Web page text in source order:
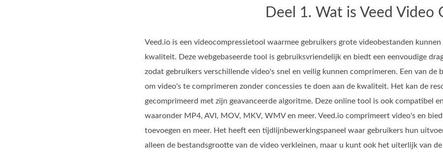
Deel 1. Wat is Veed Video
Veed.io is een videocompressietool waarmee gebruikers grote videobestanden
kwaliteit. Deze webgebaseerde tool is gebruiksvriendelijk en biedt een eenvoudige
zodat gebruikers verschillende video's snel en veilig kunnen comprimeren. Een van de
om video's te comprimeren zonder concessies te doen aan de kwaliteit. Het kan de
gecomprimeerd met zijn geavanceerde algoritme. Deze online tool is ook compatibel
waaronder MP4, AVI, MOV, MKV, WMV en meer. Veed.io comprimeert video's en
toevoegen en meer. Het heeft een tijdlijnbewerkingspaneel waar gebruikers hun
alleen de bestandsgrootte van de video verkleinen, maar u kunt ook het uiterlijk van